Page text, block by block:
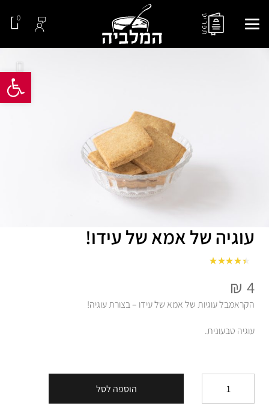
פתח
0
עוגיה של אמא של עידו!
₪ 4
הקראמבל עוגיות של אמא של עידו – בצורת עוגיה!
עוגיה טבעונית.
כמות
הוספה לסל